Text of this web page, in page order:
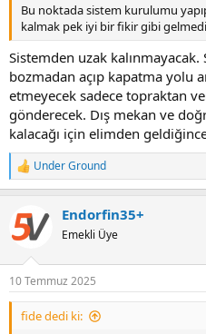
Bu noktada sistem kurulumu
kalmak pek iyi bir fikir gibi
Sistemden uzak
bozmadan açıp kapatma yolu
etmeyecek sadece topraktan
gönderecek. Dış mekan ve
kalacağı için elimden
R
e
c
t
i
s
:
Under Ground
Endorfin35+
Emekli Üye
10 Temmuz 2025
fide dedi ki: